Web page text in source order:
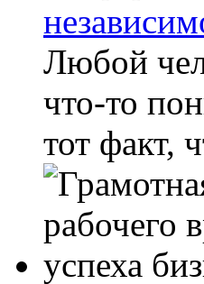
Любой
что-то
тот факт,